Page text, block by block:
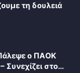
τη δουλειά
ο ΠΑΟΚ
Συνεχίζει στο…